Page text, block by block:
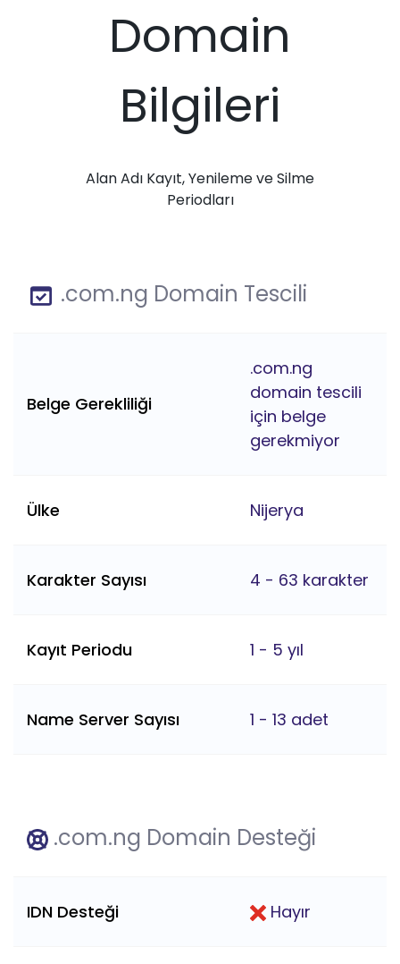
Domain
Bilgileri
Alan Adı Kayıt, Yenileme ve Silme
Periodları
.com.ng Domain Tescili
Belge Gerekliliği
.com.ng
domain tescili
için belge
gerekmiyor
Ülke Nijerya
Karakter Sayısı 4 - 63 karakter
Kayıt Periodu 1 - 5 yıl
Name Server Sayısı 1 - 13 adet
.com.ng Domain Desteği
IDN Desteği Hayır